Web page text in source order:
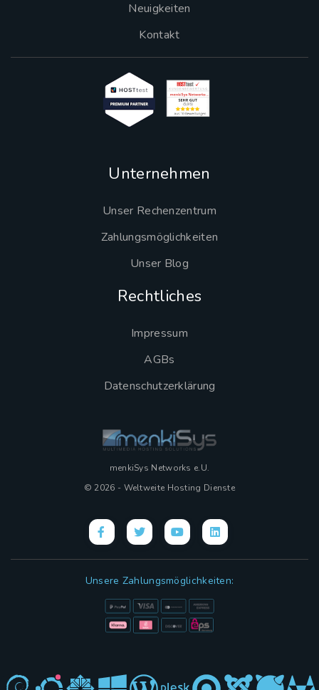
Neuigkeiten
Kontakt
Unternehmen
Unser Rechenzentrum
Zahlungsmöglichkeiten
Unser Blog
Rechtliches
Impressum
AGBs
Datenschutzerklärung
menkiSys Networks e.U.
© 2026 - Weltweite Hosting Dienste
Unsere Zahlungsmöglichkeiten: